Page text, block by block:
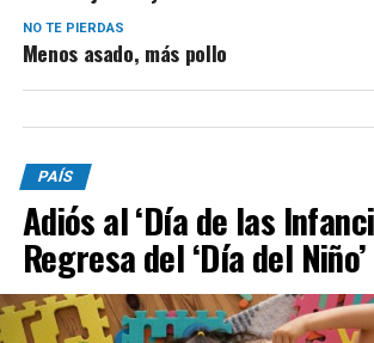
NO TE PIERDAS
Menos asado, más pollo
PAÍS
Adiós al ‘Día de las
Regresa del ‘Día del